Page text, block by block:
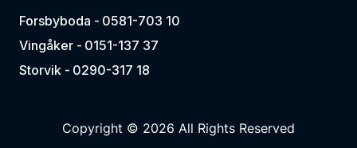
Forsbyboda - 0581-703 10
Vingåker - 0151-137 37
Storvik - 0290-317 18
Copyright © 2026 All Rights Reserved